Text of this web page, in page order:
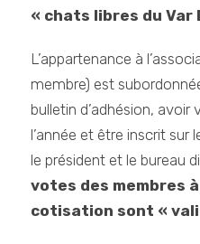
« chats libres du Var
L’appartenance à
membre) est
bulletin d’adhésion,
l’année et être inscrit sur
le président et le bureau
votes des membres
cotisation sont «